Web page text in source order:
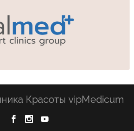
Красоты vipMedicum